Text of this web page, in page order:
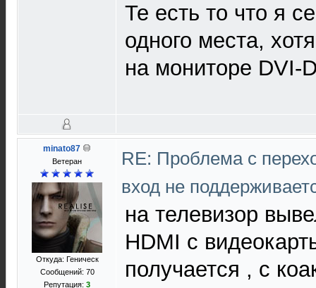
Те есть то что я
одного места,
на мониторе DVI-
minato87
Ветеран
Откуда: Геническ
Сообщений: 70
Репутация: 3
RE: Проблема с
вход не
на телевизор
HDMI с
получается , с